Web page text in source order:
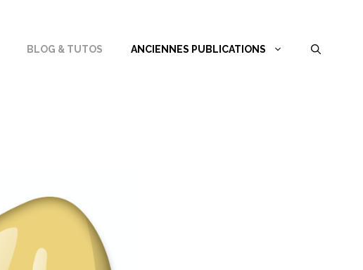
BLOG & TUTOS ANCIENNES PUBLICATIONS